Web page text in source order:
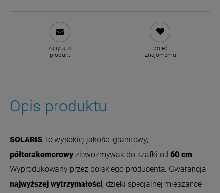
zapytaj o
produkt
poleć
znajomemu
Opis produktu
SOLARIS, to wysokiej jakości granitowy,
półtorakomorowy zlewozmywak do szafki od 60 cm
Wyprodukowany przez polskiego producenta. Gwarancja
najwyższej wytrzymałości, dzięki specjalnej mieszance